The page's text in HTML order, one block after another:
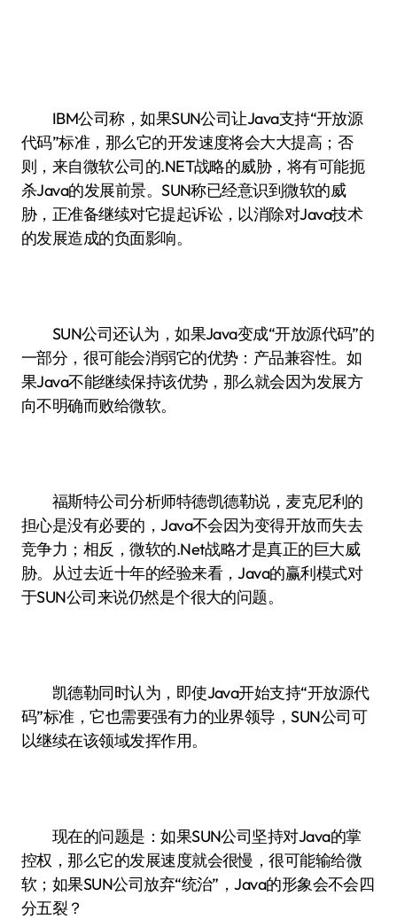
IBM公司称，如果SUN公司让Java支持“开放源
代码”标准，那么它的开发速度将会大大提高；否
则，来自微软公司的.NET战略的威胁，将有可能扼
杀Java的发展前景。SUN称已经意识到微软的威
胁，正准备继续对它提起诉讼，以消除对Java技术
的发展造成的负面影响。
SUN公司还认为，如果Java变成“开放源代码”的
一部分，很可能会消弱它的优势：产品兼容性。如
果Java不能继续保持该优势，那么就会因为发展方
向不明确而败给微软。
福斯特公司分析师特德·凯德勒说，麦克尼利的
担心是没有必要的，Java不会因为变得开放而失去
竞争力；相反，微软的.Net战略才是真正的巨大威
胁。从过去近十年的经验来看，Java的赢利模式对
于SUN公司来说仍然是个很大的问题。
凯德勒同时认为，即使Java开始支持“开放源代
码”标准，它也需要强有力的业界领导，SUN公司可
以继续在该领域发挥作用。
现在的问题是：如果SUN公司坚持对Java的掌
控权，那么它的发展速度就会很慢，很可能输给微
软；如果SUN公司放弃“统治”，Java的形象会不会四
分五裂？